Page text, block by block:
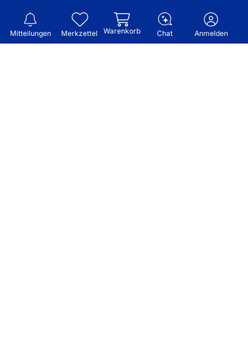
Mitteilungen Merkzettel Warenkorb Chat Anmelden